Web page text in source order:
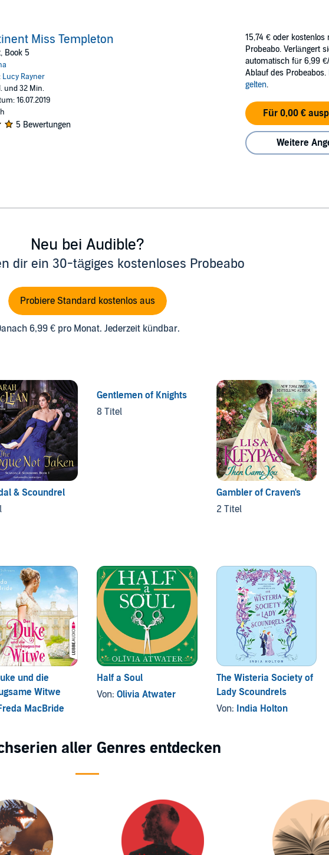
Miss Templeton
Book 5
Lucy Rayner
und 32 Min.
16.07.2019
5 Bewertungen
15,74 € oder kostenlos
Probeabo. Verlängert
automatisch für 6,99
Ablauf des Probeabos.
gelten.
Für 0,00 €
Weitere
Neu bei Audible?
dir ein 30-tägiges kostenloses Probeabo
Probiere Standard kostenlos aus
6,99 € pro Monat. Jederzeit kündbar.
& Scoundrel
Gentlemen of Knights
8 Titel
Gambler of Craven's
2 Titel
und die
Witwe
MacBride
Half a Soul
Von: Olivia Atwater
The Wisteria Society of
Lady Scoundrels
Von: India Holton
aller Genres entdecken